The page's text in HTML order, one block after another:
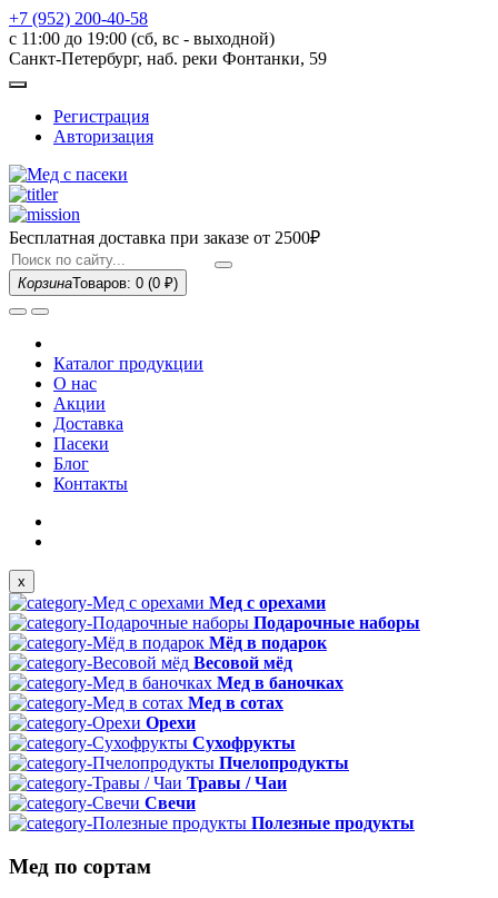
+7 (952) 200-40-58
с 11:00 до 19:00 (сб, вс - выходной)
Санкт-Петербург, наб. реки Фонтанки, 59
Регистрация
Авторизация
Бесплатная доставка при заказе от 2500₽
КорзинаТоваров: 0 (0 ₽)
Каталог продукции
О нас
Акции
Доставка
Пасеки
Блог
Контакты
x
Мед с орехами
Подарочные наборы
Мёд в подарок
Весовой мёд
Мед в баночках
Мед в сотах
Орехи
Сухофрукты
Пчелопродукты
Травы / Чаи
Свечи
Полезные продукты
Мед по сортам